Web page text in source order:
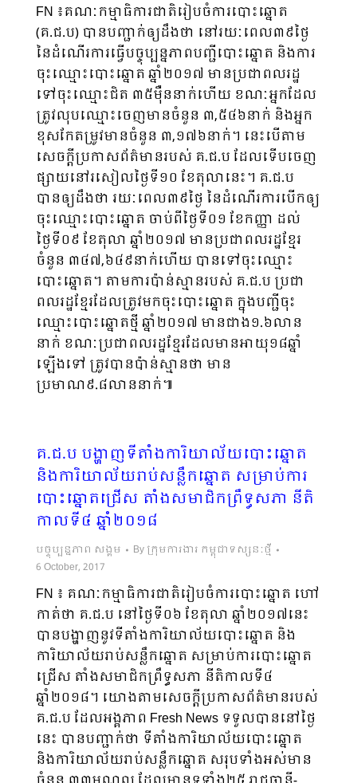
FN ៖គណៈកម្មាធិការជាតិរៀបចំការបោះឆ្នោត
(គ.ជ.ប) បានបញ្ជាក់ឲ្យដឹងថា នៅរយៈពេល៣៩ថ្ងៃ
នៃដំណើរការធ្វើបច្ចុប្បន្នភាពបញ្ជីបោះឆ្នោត និងការ
ចុះឈ្មោះបោះឆ្នោត ឆ្នាំ២០១៧ មានប្រជាពលរដ្ឋ
ទៅចុះឈ្មោះជិត ៣៥ម៉ឺននាក់ហើយ ខណៈអ្នកដែល
ត្រូវលុបឈ្មោះចេញមានចំនួន ៣,៥៤៦នាក់ និងអ្នក
ខុសកែតម្រូវមានចំនួន ៣,១៧៦នាក់។ នេះបើតាម
សេចក្តីប្រកាសព័ត៌មានរបស់ គ.ជ.ប ដែលទើបចេញ
ផ្សាយនៅរសៀលថ្ងៃទី១០ ខែតុលានេះ។ គ.ជ.ប
បានឲ្យដឹងថា រយៈពេល៣៩ថ្ងៃ នៃដំណើរការបើកឲ្យ
ចុះឈ្មោះបោះឆ្នោត ចាប់ពីថ្ងៃទី០១ ខែកញ្ញា ដល់
ថ្ងៃទី០៩ ខែតុលា​ ឆ្នាំ២០១៧ មានប្រជាពលរដ្ឋខ្មែរ
ចំនួន ៣៤៧,៦៤៩នាក់ហើយ បានទៅចុះឈ្មោះ
បោះឆ្នោត។ តាមការប៉ាន់ស្មានរបស់ គ.ជ.ប ប្រជា
ពលរដ្ឋខ្មែរដែលត្រូវមកចុះបោះឆ្នោត ក្នុងបញ្ជីចុះ
ឈ្មោះបោះឆ្នោតថ្មី ឆ្នាំ២០១៧ មានជាង១.៦លាន
នាក់ ខណៈប្រជាពលរដ្ឋខ្មែរដែលមានអាយុ១៨ឆ្នាំ
ឡើងទៅ ត្រូវបានប៉ាន់ស្មានថា មាន
ប្រមាណ៩.៨លាននាក់៕
គ.ជ.ប បង្ហាញទីតាំងការិយាល័យបោះឆ្នោត
និងការិយាល័យរាប់សន្លឹកឆ្នោត សម្រាប់ការ
បោះឆ្នោតជ្រើស តាំងសមាជិកព្រឹទ្ធសភា នីតិ
កាលទី៤ ឆ្នាំ២០១៨
បច្ចុប្បន្នភាព សង្គម By ក្រុមការងារ កម្ពុជាទស្សនៈថ្មី
6 October, 2017
FN ៖ គណៈកម្មាធិការជាតិរៀបចំការបោះឆ្នោត ហៅ
កាត់ថា គ.ជ.ប នៅថ្ងៃទី០៦​ ខែតុលា ឆ្នាំ២០១៧នេះ
បានបង្ហាញនូវ​ទីតាំងការិយាល័យបោះឆ្នោត និង
ការិយាល័យរាប់សន្លឹកឆ្នោត សម្រាប់ការបោះឆ្នោត
ជ្រើស តាំងសមាជិកព្រឹទ្ធសភា នីតិកាលទី៤
ឆ្នាំ២០១៨។ យោងតាមសេចក្ដីប្រកាសព័ត៌មានរបស់
គ.ជ.ប ដែលអង្គភាព Fresh News ទទួលបាននៅថ្ងៃ
នេះ បានបញ្ជាក់ថា ទីតាំងការិយាល័យបោះឆ្នោត
និងការិយាល័យរាប់សន្លឹកឆ្នោត សរុបទាំងអស់មាន